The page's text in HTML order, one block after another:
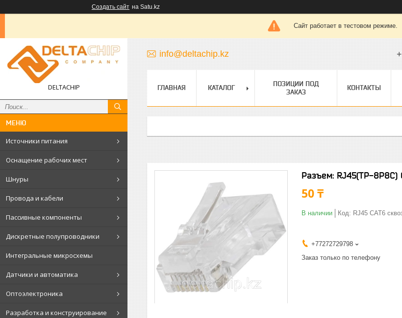
Создать сайт на Satu.kz
Сайт работает в тестовом режиме.
DELTACHIP
Источники питания
Оснащение рабочих мест
Шнуры
Провода и кабели
Пассивные компоненты
Дискретные полупроводники
Интегральные микросхемы
Датчики и автоматика
Оптоэлектроника
Разработка и конструирование
info@deltachip.kz
ГЛАВНАЯ КАТАЛОГ
ПОЗИЦИИ ПОД
ЗАКАЗ
КОНТАКТЫ
Разъем: RJ45(TP-8P8C)
50 ₸
В наличии Код: RJ45 CAT6
+77272729798
Заказ только по телефону